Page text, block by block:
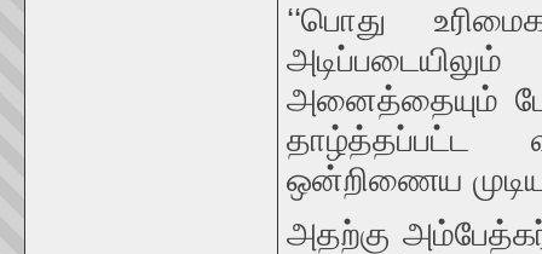
‘‘பொது
அனைத்தையும்
தாழ்த்தப்பட்ட
ஒன்றிணைய
அதற்கு